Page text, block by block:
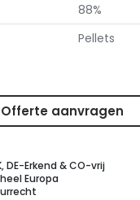
88%
Pellets
Offerte aanvragen
DE-Erkend & CO-vrij
Europa